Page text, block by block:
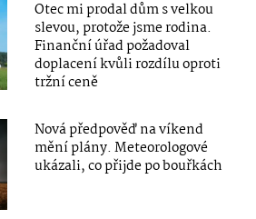
Otec mi prodal dům s velkou
slevou, protože jsme rodina.
Finanční úřad požadoval
doplacení kvůli rozdílu oproti
tržní ceně
Nová předpověď na víkend
mění plány. Meteorologové
ukázali, co přijde po bouřkách